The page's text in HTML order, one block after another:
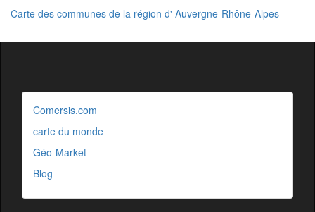
Carte des communes de la région d' Auvergne-Rhône-Alpes
Comersis.com
carte du monde
Géo-Market
Blog